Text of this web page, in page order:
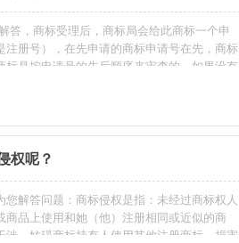
答，商标受理后，商标局会给此商标一个申
注册号），在先申请的商标申请号在先，商标
标是按申请号的先后顺序来审查的，如果没有
件需要，被异议等），不会延迟也不会提
权呢？
您解答问题：商标侵权是指：未经过商标权人
商品上使用和她（他）注册相同或近似的商
涉、妨碍商标持有人使用其他注册商标，损害